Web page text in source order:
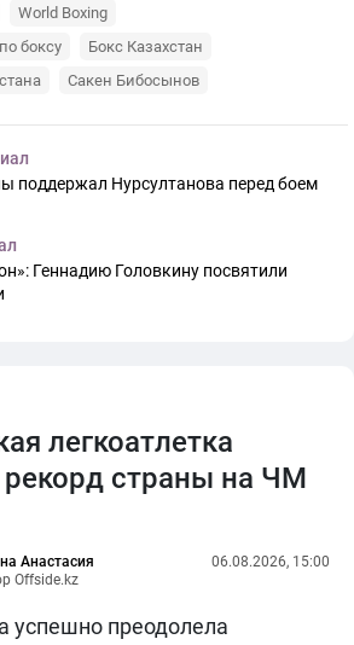
World Boxing
боксу
Бокс Казахстан
Сакен Бибосынов
поддержал Нурсултанова перед боем
Геннадию Головкину посвятили
легкоатлетка
рекорд страны на ЧМ
Анастасия
Offside.kz
06.08.2026, 15:00
успешно преодолела